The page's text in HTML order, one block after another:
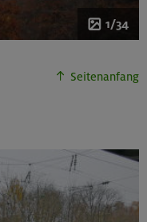
1/34
Seitenanfang